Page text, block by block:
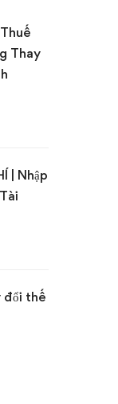
Thay
| Nhập
đổi thế